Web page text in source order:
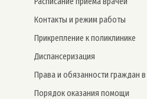
Контакты и режим работы
Прикрепление к поликлинике
Дис­пансе­риза­ция
Права и обязанности граждан
Порядок оказания помощи